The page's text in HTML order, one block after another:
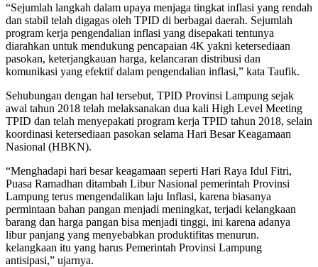
“Sejumlah langkah dalam upaya menjaga tingkat inflasi yang rendah
dan stabil telah digagas oleh TPID di berbagai daerah. Sejumlah
program kerja pengendalian inflasi yang disepakati tentunya
diarahkan untuk mendukung pencapaian 4K yakni ketersediaan
pasokan, keterjangkauan harga, kelancaran distribusi dan
komunikasi yang efektif dalam pengendalian inflasi,” kata Taufik.
Sehubungan dengan hal tersebut, TPID Provinsi Lampung sejak
awal tahun 2018 telah melaksanakan dua kali High Level Meeting
TPID dan telah menyepakati program kerja TPID tahun 2018, selain
koordinasi ketersediaan pasokan selama Hari Besar Keagamaan
Nasional (HBKN).
“Menghadapi hari besar keagamaan seperti Hari Raya Idul Fitri,
Puasa Ramadhan ditambah Libur Nasional pemerintah Provinsi
Lampung terus mengendalikan laju Inflasi, karena biasanya
permintaan bahan pangan menjadi meningkat, terjadi kelangkaan
barang dan harga pangan bisa menjadi tinggi, ini karena adanya
libur panjang yang menyebabkan produktifitas menurun.
kelangkaan itu yang harus Pemerintah Provinsi Lampung
antisipasi,” ujarnya.